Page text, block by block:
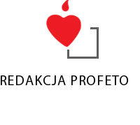
REDAKCJA PROFETO